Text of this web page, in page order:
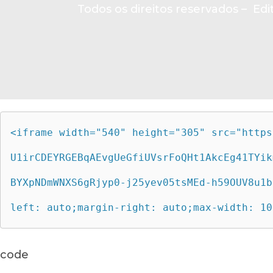
<iframe width="540" height="305" src="https://
BYXpNDmWNXS6gRjyp0-j25yev05tsMEd-
left: auto;margin-right: auto;max-width:
code